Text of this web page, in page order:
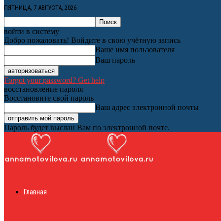
ПЯТНИЦА, 7 АВГУСТА, 2026
войти в систему
Добро пожаловать! Войдите в свою учётную запись
Ваше имя пользователя
Ваш пароль
Forgot your password? Get help
восстановление пароля
Восстановите свой пароль
Ваш адрес электронной почты
Пароль будет выслан Вам по электронной почте.
Главная